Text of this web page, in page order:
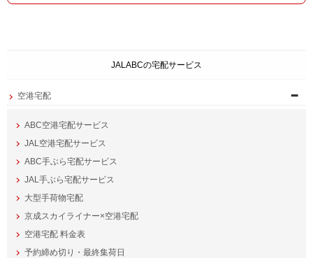
JALABCの宅配サービス
空港宅配
ABC空港宅配サービス
JAL空港宅配サービス
ABC手ぶら宅配サービス
JAL手ぶら宅配サービス
大型手荷物宅配
京成スカイライナー×空港宅配
空港宅配 料金表
予約締め切り・最終集荷日